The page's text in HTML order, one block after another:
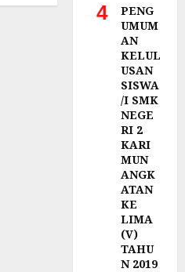
4
PENG
UMUM
AN
KELUL
USAN
SISWA
/I SMK
NEGE
RI 2
KARI
MUN
ANGK
ATAN
KE
LIMA
(V)
TAHU
N 2019